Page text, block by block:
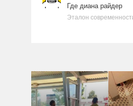
Где диана райдер